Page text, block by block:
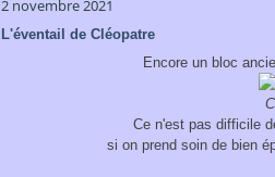
2 novembre 2021
L'éventail de Cléopatre
Encore un bloc
Ce n'est pas difficile
si on prend soin de bien